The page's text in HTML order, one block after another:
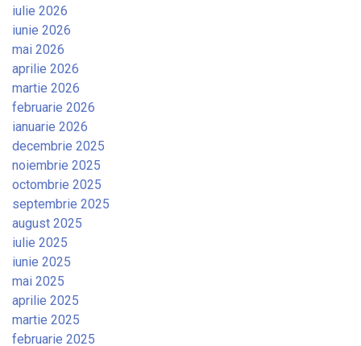
iulie 2026
iunie 2026
mai 2026
aprilie 2026
martie 2026
februarie 2026
ianuarie 2026
decembrie 2025
noiembrie 2025
octombrie 2025
septembrie 2025
august 2025
iulie 2025
iunie 2025
mai 2025
aprilie 2025
martie 2025
februarie 2025